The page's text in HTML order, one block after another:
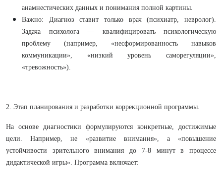
анамнестических данных и понимания полной картины.
Важно: Диагноз ставит только врач (психиатр, невролог).
Задача психолога — квалифицировать психологическую
проблему (например, «несформированность навыков
коммуникации», «низкий уровень саморегуляции»,
«тревожность»).
2. Этап планирования и разработки коррекционной программы.
На основе диагностики формулируются конкретные, достижимые
цели. Например, не «развитие внимания», а «повышение
устойчивости зрительного внимания до 7-8 минут в процессе
дидактической игры». Программа включает: